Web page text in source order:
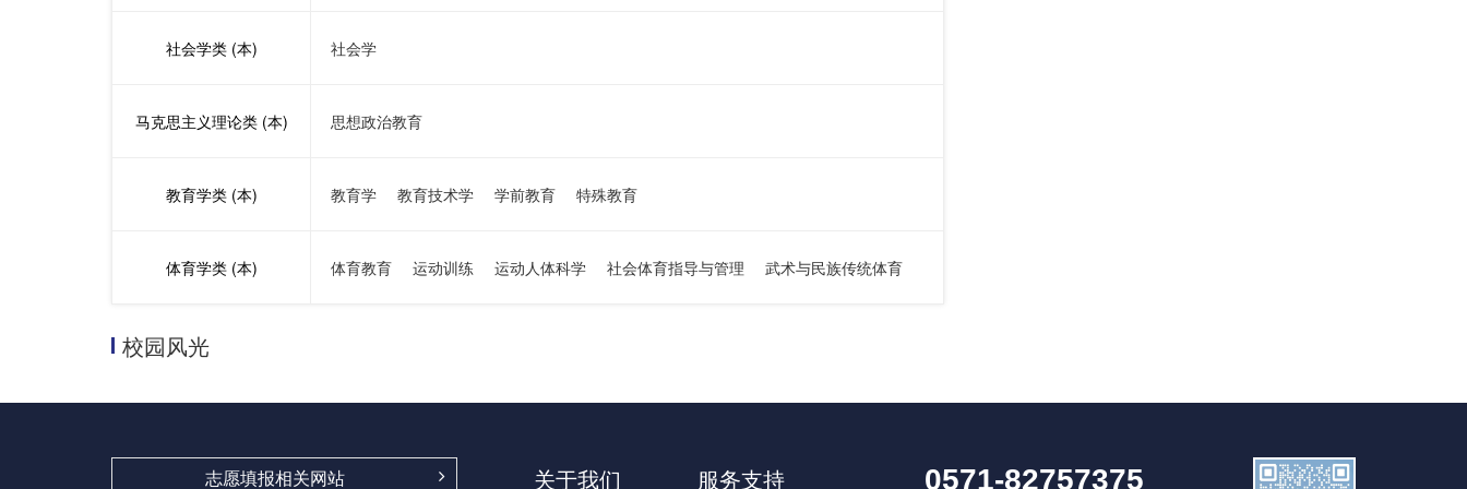
社会学类 (本) 社会学
马克思主义理论类 (本) 思想政治教育
教育学类 (本) 教育学 教育技术学 学前教育 特殊教育
体育学类 (本) 体育教育 运动训练 运动人体科学 社会体育指导与管理 武术与民族传统体育
校园风光
志愿填报相关网站 关于我们 服务支持 0571-82757375